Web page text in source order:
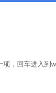
项，回车进入到